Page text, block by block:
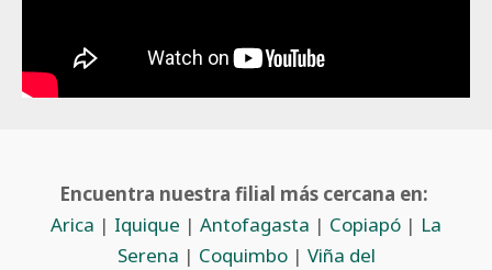
Encuentra nuestra filial más cercana en:
Arica | Iquique | Antofagasta | Copiapó | La
Serena | Coquimbo| Viña del